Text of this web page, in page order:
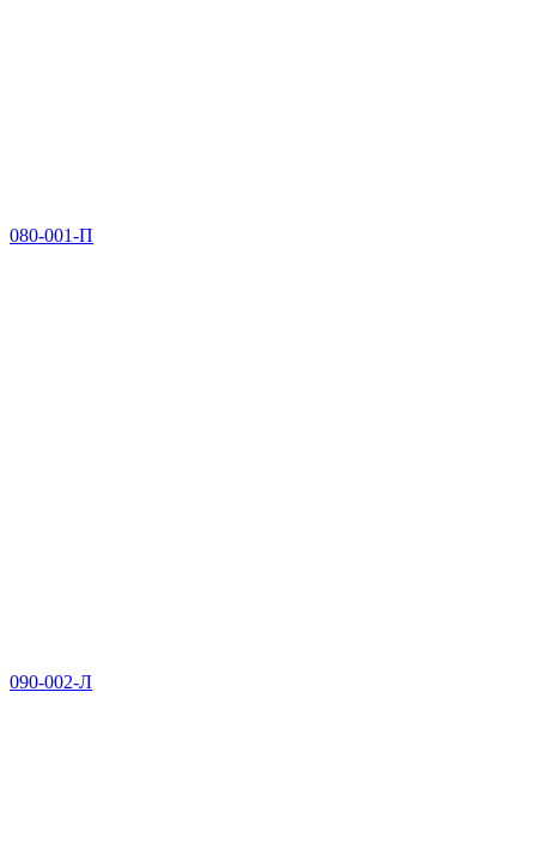
080-001-П
090-002-Л